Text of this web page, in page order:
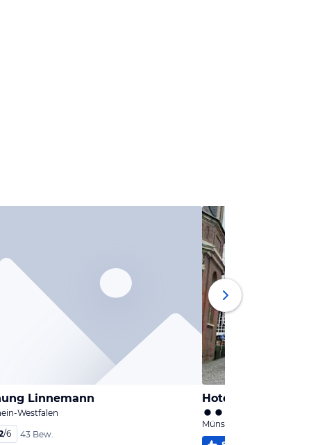
Linnemann
Westfalen
/6 43 Bew.
Hotel Feldmann
Münster, Nordrhein-